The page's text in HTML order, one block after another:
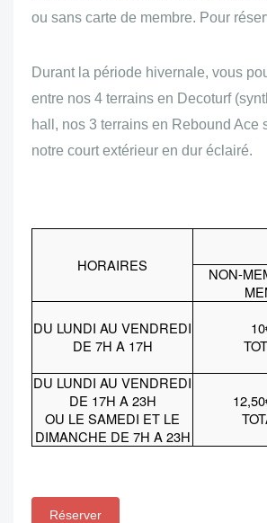
ou sans carte de membre. Pour
Durant la période hivernale, vous
entre nos 4 terrains en Decoturf
hall, nos 3 terrains en Rebound Ace
notre court extérieur en dur éclairé.
HORAIRES
NON-
DU LUNDI AU VENDREDI
DE 7H A 17H
DU LUNDI AU VENDREDI
DE 17H A 23H
OU LE SAMEDI ET LE
DIMANCHE DE 7H A 23H
Réserver